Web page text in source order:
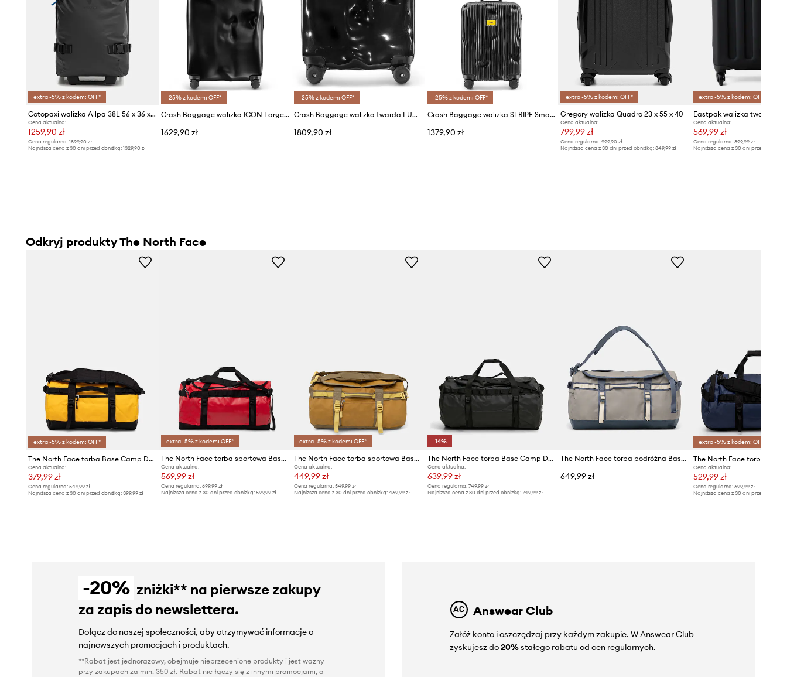
extra -5% z kodem: OFF*
Cotopaxi walizka Allpa 38L 56 x 36 x 30
Cena aktualna:
1259,90 zł
Cena regularna: 1899,90 zł
Najniższa cena z 30 dni przed obniżką: 1329,90 zł
-25% z kodem: OFF*
Crash Baggage walizka ICON Large size 79x50x30 cm
1629,90 zł
-25% z kodem: OFF*
Crash Baggage walizka twarda LUNAR Small size 55x40x22 cm
1809,90 zł
-25% z kodem: OFF*
Crash Baggage walizka STRIPE Small size 55x40x22 cm
1379,90 zł
extra -5% z kodem: OFF*
Gregory walizka Quadro 23 x 55 x 40
Cena aktualna:
799,99 zł
Cena regularna:999,90 zł
Najniższa cena z 30 dni przed obniżką:849,99 zł
extra -5% z kodem: OFF*
Cena aktualna:
569,99 zł
Cena regularna: 899,99 zł
Najniższa cena z 30 dni przed obniżką:
Odkryj produkty The North Face
extra -5% z kodem: OFF*
The North Face torba Base Camp Duffel 31L
Cena aktualna:
379,99 zł
Cena regularna: 549,99 zł
Najniższa cena z 30 dni przed obniżką: 399,99 zł
extra -5% z kodem: OFF*
The North Face torba sportowa Base Camp Duffel
Cena aktualna:
569,99 zł
Cena regularna:699,99 zł
Najniższa cena z 30 dni przed obniżką:599,99 zł
extra -5% z kodem: OFF*
The North Face torba sportowa Base Camp Duffel
Cena aktualna:
449,99 zł
Cena regularna: 549,99 zł
Najniższa cena z 30 dni przed obniżką: 469,99 zł
-14%
The North Face torba Base Camp Duffel 132L
Cena aktualna:
639,99 zł
Cena regularna: 749,99 zł
Najniższa cena z 30 dni przed obniżką: 749,99 zł
The North Face torba podróżna Base Camp Duffel - S
649,99 zł
extra -5% z kodem: OFF*
Cena aktualna:
529,99 zł
Cena regularna: 699,99 zł
Najniższa cena z 30 dni przed obniżką:
-20% zniżki** na pierwsze zakupy
za zapis do newslettera.
Dołącz do naszej społeczności, aby otrzymywać informacje o
najnowszych promocjach i produktach.
**Rabat jest jednorazowy, obejmuje nieprzecenione produkty i jest ważny
przy zakupach za min. 350 zł. Rabat nie łączy się z innymi promocjami, a
Answear Club
Załóż konto i oszczędzaj przy każdym zakupie. W Answear Club
zyskujesz do20%stałego rabatu od cen regularnych.